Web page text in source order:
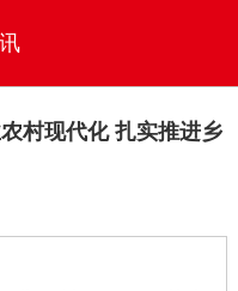
村现代化 扎实推进乡